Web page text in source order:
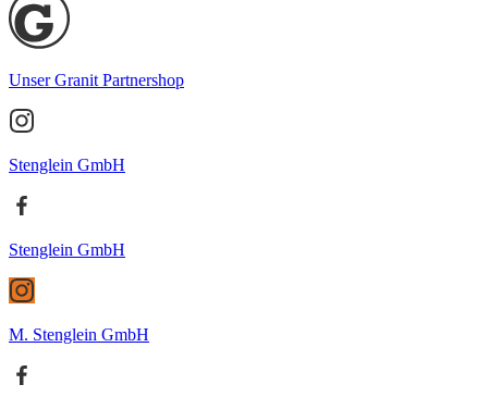
Unser Granit Partnershop
Stenglein GmbH
Stenglein GmbH
M. Stenglein GmbH